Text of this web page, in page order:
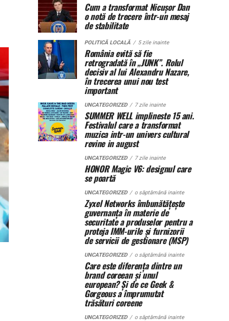
Cum a transformat Nicușor Dan
o notă de trecere într-un mesaj
de stabilitate
POLITICĂ LOCALĂ 5 zile inainte
România evită să fie
retrogradată în „JUNK”. Rolul
decisiv al lui Alexandru Nazare,
în trecerea unui nou test
important
UNCATEGORIZED 7 zile inainte
SUMMER WELL implineste 15 ani.
Festivalul care a transformat
muzica intr-un univers cultural
revine in august
UNCATEGORIZED 7 zile inainte
HONOR Magic V6: designul care
se poartă
UNCATEGORIZED o săptămână inainte
Zyxel Networks îmbunătățește
guvernanța în materie de
securitate a produselor pentru a
proteja IMM-urile și furnizorii
de servicii de gestionare (MSP)
UNCATEGORIZED o săptămână inainte
Care este diferența dintre un
brand coreean și unul
european? Și de ce Geek &
Gorgeous a împrumutat
trăsături coreene
UNCATEGORIZED o săptămână inainte